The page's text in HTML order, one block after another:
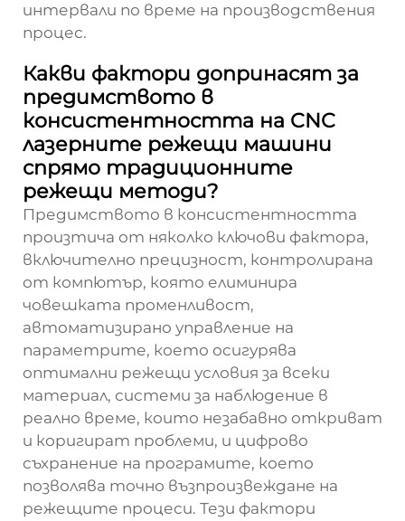
интервали по време на производствения
процес.
Какви фактори допринасят за
предимството в
консистентността на CNC
лазерните режещи машини
спрямо традиционните
режещи методи?
Предимството в консистентността
произтича от няколко ключови фактора,
включително прецизност, контролирана
от компютър, която елиминира
човешката променливост,
автоматизирано управление на
параметрите, което осигурява
оптимални режещи условия за всеки
материал, системи за наблюдение в
реално време, които незабавно откриват
и коригират проблеми, и цифрово
съхранение на програмите, което
позволява точно възпроизвеждане на
режещите процеси. Тези фактори